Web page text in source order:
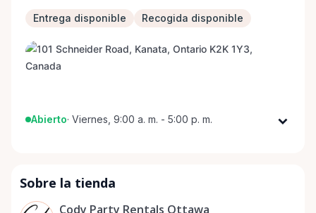
Entrega disponible Recogida disponible
Abierto· Viernes, 9:00 a. m. - 5:00 p. m.
Miércoles
Jueves
9:00 a. m. - 5:00 p. m.
Sobre la tienda
Cody Party Rentals Ottawa